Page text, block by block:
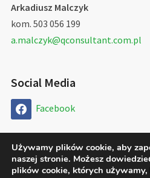
Arkadiusz Malczyk
kom. 503 056 199
a.malczyk@qconsultant.com.pl
Social Media
Facebook
Copyright © 2026 QConsultant
Używamy plików cookie, aby
naszej stronie. Możesz
plików cookie, których